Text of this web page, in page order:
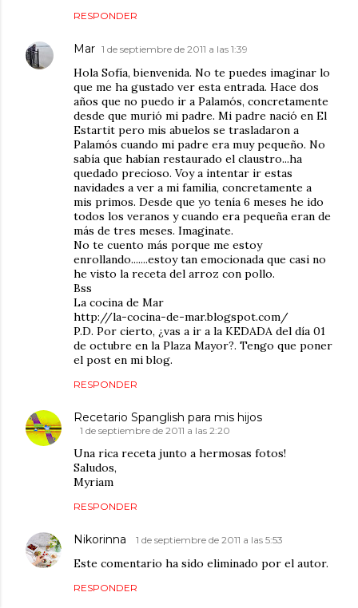
RESPONDER
Mar 1 de septiembre de 2011 a las 1:39
Hola Sofía, bienvenida. No te puedes imaginar lo
que me ha gustado ver esta entrada. Hace dos
años que no puedo ir a Palamós, concretamente
desde que murió mi padre. Mi padre nació en El
Estartit pero mis abuelos se trasladaron a
Palamós cuando mi padre era muy pequeño. No
sabía que habían restaurado el claustro...ha
quedado precioso. Voy a intentar ir estas
navidades a ver a mi familia, concretamente a
mis primos. Desde que yo tenía 6 meses he ido
todos los veranos y cuando era pequeña eran de
más de tres meses. Imaginate.
No te cuento más porque me estoy
enrollando.......estoy tan emocionada que casi no
he visto la receta del arroz con pollo.
Bss
La cocina de Mar
http://la-cocina-de-mar.blogspot.com/
P.D. Por cierto, ¿vas a ir a la KEDADA del día 01
de octubre en la Plaza Mayor?. Tengo que poner
el post en mi blog.
RESPONDER
Recetario Spanglish para mis hijos
1 de septiembre de 2011 a las 2:20
Una rica receta junto a hermosas fotos!
Saludos,
Myriam
RESPONDER
Nikorinna 1 de septiembre de 2011 a las 5:53
Este comentario ha sido eliminado por el autor.
RESPONDER